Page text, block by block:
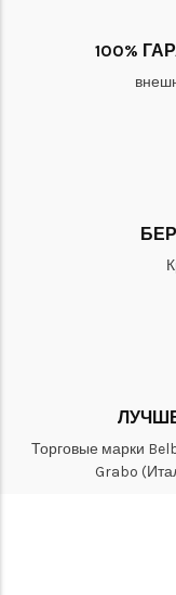
100%
Торговые марки
Grabo